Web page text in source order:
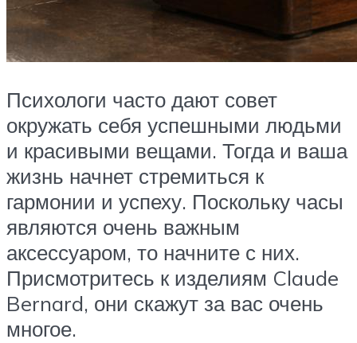
Психологи часто дают совет
окружать себя успешными людьми
и красивыми вещами. Тогда и ваша
жизнь начнет стремиться к
гармонии и успеху. Поскольку часы
являются очень важным
аксессуаром, то начните с них.
Присмотритесь к изделиям Claude
Bernard, они скажут за вас очень
многое.